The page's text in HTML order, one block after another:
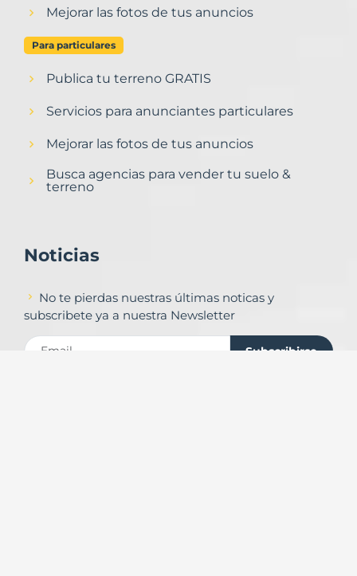
Mejorar las fotos de tus anuncios
Para particulares
Publica tu terreno GRATIS
Servicios para anunciantes particulares
Mejorar las fotos de tus anuncios
Busca agencias para vender tu suelo &
terreno
Noticias
No te pierdas nuestras últimas noticas y
subscribete ya a nuestra Newsletter
Subscribirse